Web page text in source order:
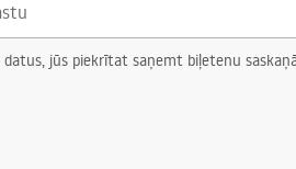
jūs piekrītat saņemt biļetenu